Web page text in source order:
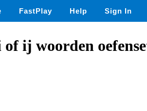
FastPlay Help Sign In
ij woorden